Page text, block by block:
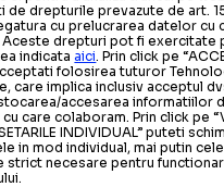
de drepturile prevazute de art.
cu prelucrarea datelor cu
Aceste drepturi pot fi exercitate
indicataaici. Prin click pe
folosirea tuturor
care implica inclusiv acceptul
accesarea informatiilor
care colaboram. Prin click pe
INDIVIDUAL” puteti
in mod individual, mai putin
strict necesare pentru